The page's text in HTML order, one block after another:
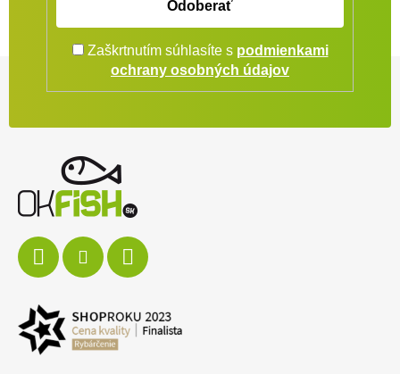
Odoberať
Zaškrtnutím súhlasíte s podmienkami
ochrany osobných údajov